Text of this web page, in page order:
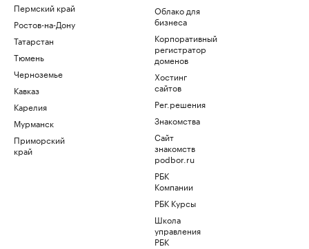
Пермский край
Ростов-на-Дону
Татарстан
Тюмень
Черноземье
Кавказ
Карелия
Мурманск
Приморский
край
Облако для
бизнеса
Корпоративный
регистратор
доменов
Хостинг
сайтов
Рег.решения
Знакомства
Сайт
знакомств
podbor.ru
РБК
Компании
РБК Курсы
Школа
управления
РБК